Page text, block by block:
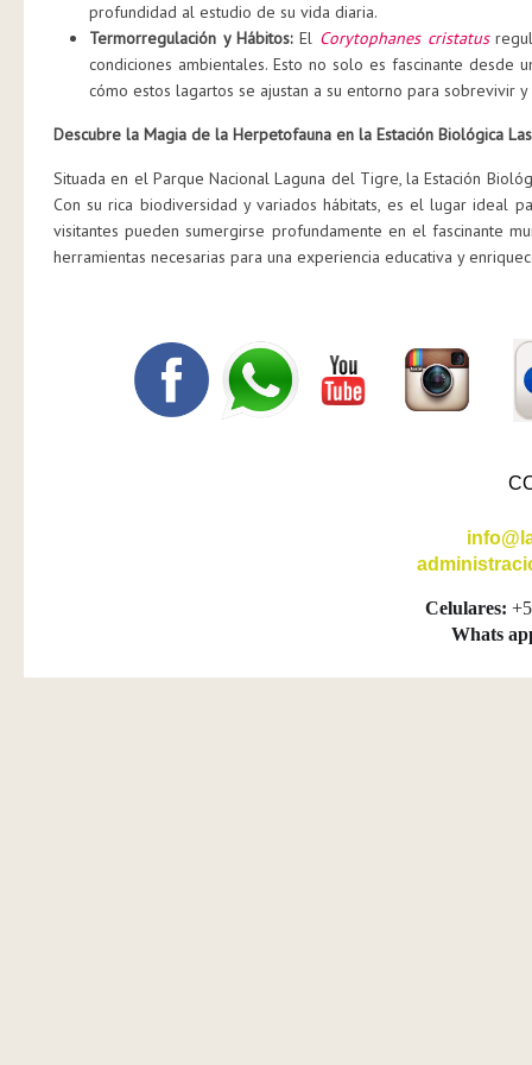
profundidad al estudio de su vida diaria.
Termorregulación y Hábitos:El Corytophanes cristatus
condiciones ambientales. Esto no solo es fascinante
cómo estos lagartos se ajustan a su entorno para sobrevivir
Descubre la Magia de la Herpetofauna en la Estación Biológica
Situada en el Parque Nacional Laguna del Tigre, la Estación
Con su rica biodiversidad y variados hábitats, es el lugar ideal
visitantes pueden sumergirse profundamente en el fascinante
herramientas necesarias para una experiencia educativa y
Celulares:
Whats